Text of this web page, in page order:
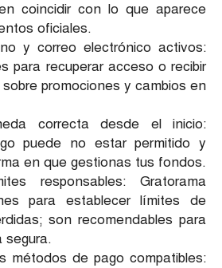
coincidir con lo que aparece
oficiales.
y correo electrónico activos:
para recuperar acceso o recibir
promociones y cambios en
correcta desde el inicio:
puede no estar permitido y
en que gestionas tus fondos.
responsables: Gratorama
para establecer límites de
son recomendables para
segura.
métodos de pago compatibles: